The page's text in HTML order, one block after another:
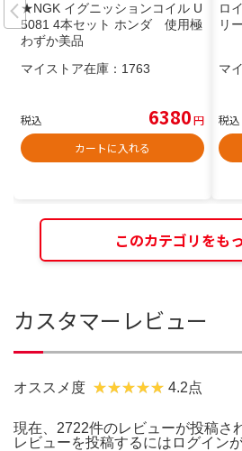
★NGK イグニッションコイル U
5081 4本セット ホンダ 使用極
わずか美品
マイストア在庫： 1763
税込 6380円
カートに入れる
ロ
リ
マ
税込
このカテゴリをも
カスタマーレビュー
オススメ度 4.2点
現在、2722件のレビューが投稿さ
レビューを投稿するには ログイン